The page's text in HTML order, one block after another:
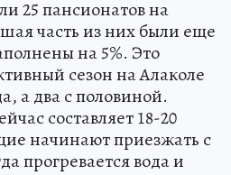
25 пансионатов на
часть из них были еще
на 5%. Это
сезон на Алаколе
а два с половиной.
составляет 18-20
начинают приезжать с
прогревается вода и